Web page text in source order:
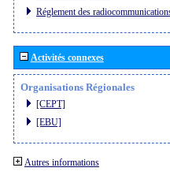
Réglement des
Activités connexes
Organisations Régionales
[CEPT]
[EBU]
Autres informations